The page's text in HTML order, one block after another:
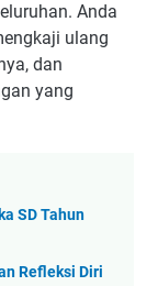
Anda
ulang
dan
yang
SD Tahun
Refleksi Diri